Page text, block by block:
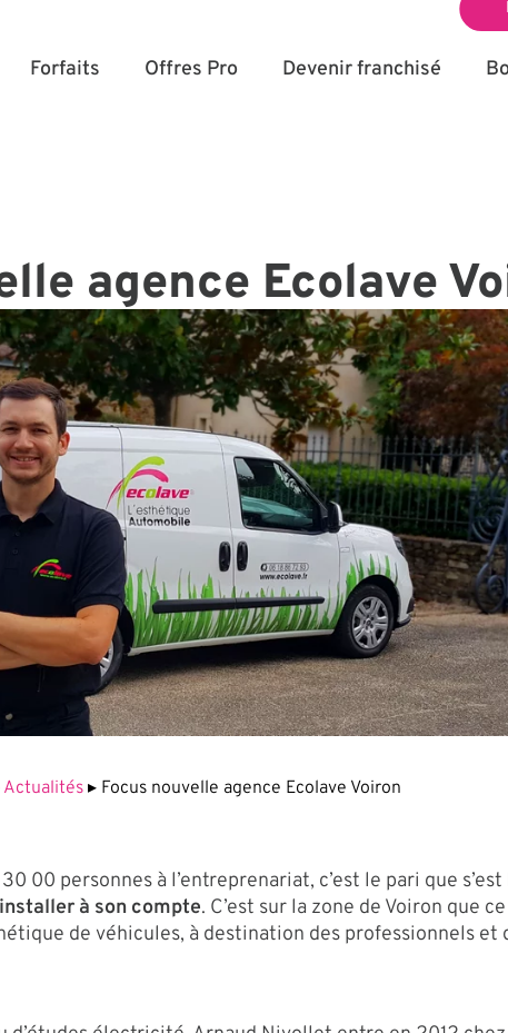
Forfaits Offres Pro Devenir franchisé
agence Ecolave
Actualités ▸ Focus nouvelle agence Ecolave Voiron
00 personnes à l’entreprenariat, c’est le pari que
à son compte. C’est sur la zone de Voiron que
de véhicules, à destination des professionnels et